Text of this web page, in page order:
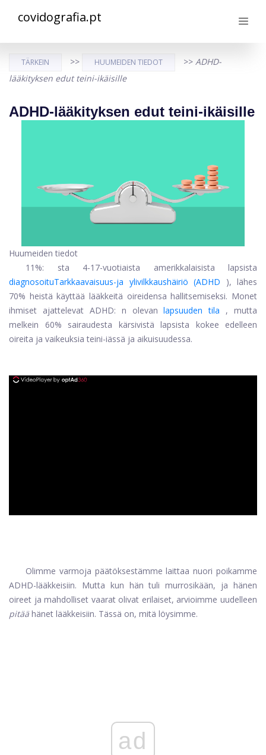
covidografia.pt
TÄRKEIN >> HUUMEIDEN TIEDOT >> ADHD-
lääkityksen edut teini-ikäisille
ADHD-lääkityksen edut teini-ikäisille
Huumeiden tiedot
11%: sta 4-17-vuotiaista amerikkalaisista lapsista
diagnosoituTarkkaavaisuus-ja ylivilkkaushäiriö (ADHD
), lähes
70% heistä käyttää lääkkeitä oireidensa hallitsemiseksi. Monet
ihmiset ajattelevat ADHD: n olevan lapsuuden tila
, mutta
melkein 60% sairaudesta kärsivistä lapsista kokee edelleen
oireita ja vaikeuksia teini-iässä ja aikuisuudessa.
Olimme varmoja päätöksestämme laittaa nuori poikamme
ADHD-lääkkeisiin. Mutta kun hän tuli murrosikään, ja hänen
oireet ja mahdolliset vaarat olivat erilaiset, arvioimme uudelleen
pitää hänet lääkkeisiin. Tässä on, mitä löysimme.
ad